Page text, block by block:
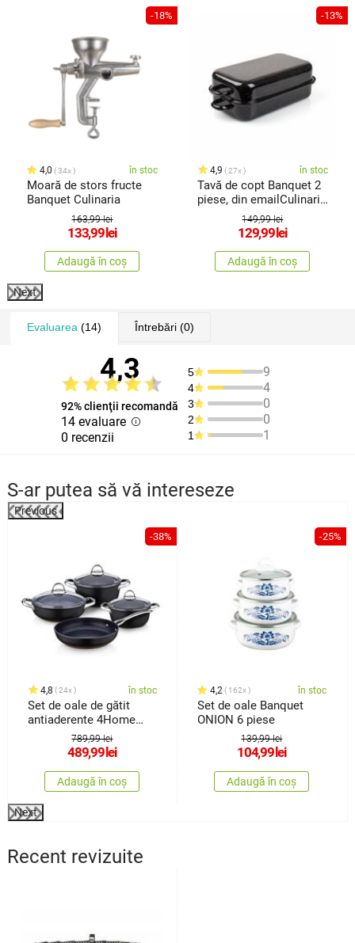
-18%
4,0 34x în stoc
Moară de stors fructe
Banquet Culinaria
163,99 lei
133,99lei
Adaugă în coș
-13%
4,9 27x în stoc
Tavă de copt Banquet 2
piese, din emailCulinaria
Black, 35 cm
149,99 lei
129,99lei
Adaugă în coș
Next
Evaluarea (14) Întrebări(0)
4,3
92% clienţii recomandă
14 evaluare
0 recenzii
5 9
4 4
3 0
2 0
1 1
S-ar putea să vă intereseze
Previous
-38%
4,8 24x în stoc
Set de oale de gătit
antiaderente 4Home
Titanium din 7 piese
789,99 lei
489,99 lei
Adaugă în coș
-25%
4,2 162x în stoc
Set de oale Banquet
ONION 6 piese
139,99 lei
104,99 lei
Adaugă în coș
Next
Recent revizuite